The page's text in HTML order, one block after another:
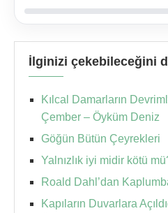
İlginizi çekebileceğini
Kılcal Damarların
Çember – Öyküm Deniz
Göğün Bütün Çeyrekleri
Yalnızlık iyi midir kötü
Roald Dahl’dan
Kapıların Duvarlara